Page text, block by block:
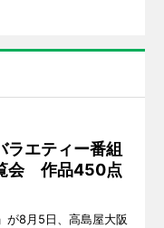
ラエティー番組
会 作品450点
が8月5日、高島屋大阪